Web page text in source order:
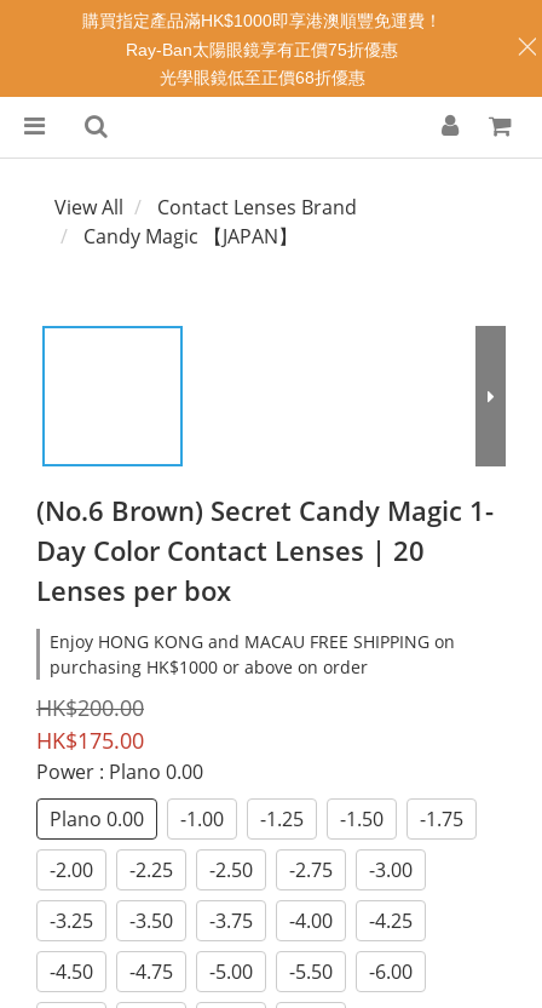
View All
Contact Lenses Brand
Candy Magic 【JAPAN】
(No.6 Brown) Secret Candy Magic 1-
Day Color Contact Lenses | 20
Lenses per box
Enjoy HONG KONG and MACAU FREE SHIPPING on
purchasing HK$1000 or above on order
HK$200.00
HK$175.00
Power : Plano 0.00
Plano 0.00
-1.00 -1.25 -1.50
-1.75
-2.00
-2.25 -2.50 -2.75
-3.00
-3.25
-3.50 -3.75 -4.00
-4.25
-4.50
-4.75 -5.00 -5.50
-6.00
購買指定產品滿HK$1000即享港澳順豐免運費！
Ray-Ban太陽眼鏡享有正價75折優惠
光學眼鏡低至正價68折優惠